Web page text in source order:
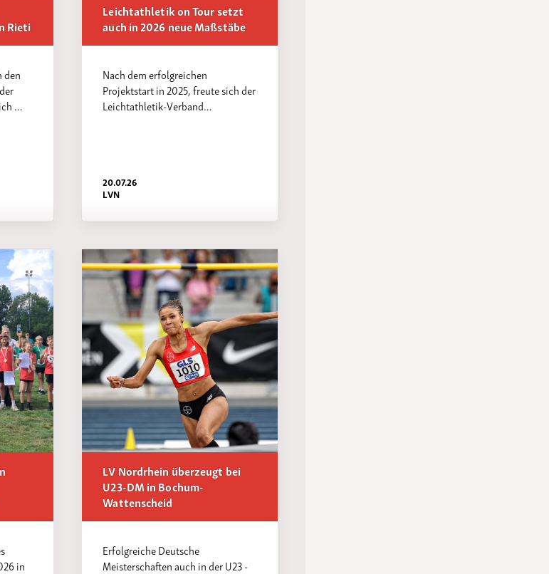
Rieti
den
…
Leichtathletik on Tour setzt
auch in 2026 neue Maßstäbe
Nach dem erfolgreichen
Projektstart in 2025, freute sich der
Leichtathletik-Verband…
20.07.26
LVN
in
LV Nordrhein überzeugt bei
U23-DM in Bochum-
Wattenscheid
Erfolgreiche Deutsche
Meisterschaften auch in der U23 -